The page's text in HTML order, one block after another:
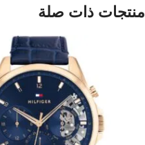
منتجات ذات صلة